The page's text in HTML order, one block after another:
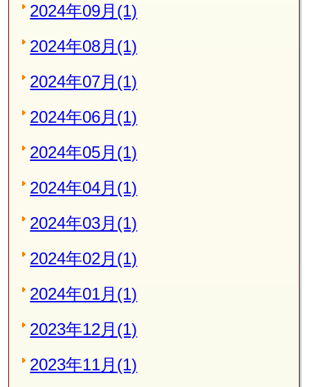
2024年09月(1)
2024年08月(1)
2024年07月(1)
2024年06月(1)
2024年05月(1)
2024年04月(1)
2024年03月(1)
2024年02月(1)
2024年01月(1)
2023年12月(1)
2023年11月(1)